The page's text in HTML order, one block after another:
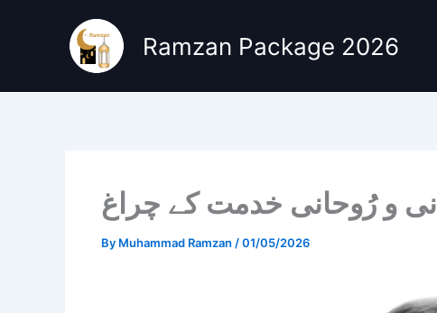
Ramzan Package 2026
و رُوحانی خدمت کے چراغ
By Muhammad Ramzan /01/05/2026